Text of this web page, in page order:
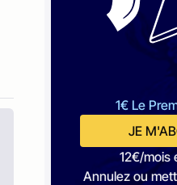
1€ Le
JE
12€/mois
Annulez ou